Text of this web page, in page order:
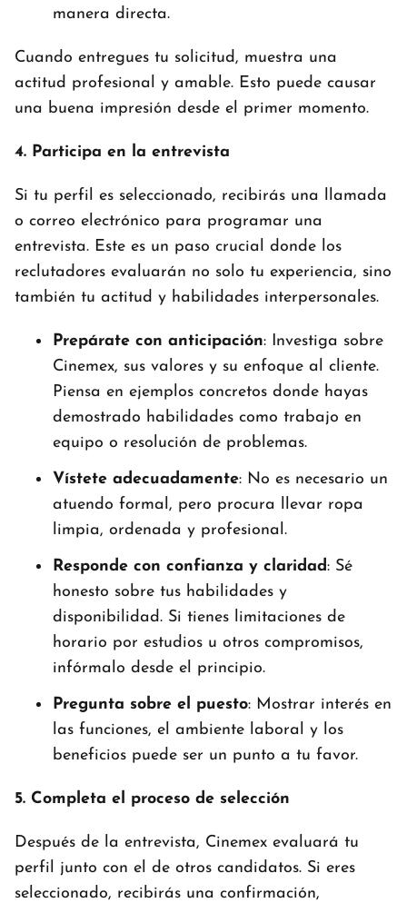
manera directa.
Cuando entregues tu solicitud, muestra una
actitud profesional y amable. Esto puede causar
una buena impresión desde el primer momento.
4. Participa en la entrevista
Si tu perfil es seleccionado, recibirás una llamada
o correo electrónico para programar una
entrevista. Este es un paso crucial donde los
reclutadores evaluarán no solo tu experiencia, sino
también tu actitud y habilidades interpersonales.
Prepárate con anticipación: Investiga sobre
Cinemex, sus valores y su enfoque al cliente.
Piensa en ejemplos concretos donde hayas
demostrado habilidades como trabajo en
equipo o resolución de problemas.
Vístete adecuadamente: No es necesario un
atuendo formal, pero procura llevar ropa
limpia, ordenada y profesional.
Responde con confianza y claridad: Sé
honesto sobre tus habilidades y
disponibilidad. Si tienes limitaciones de
horario por estudios u otros compromisos,
infórmalo desde el principio.
Pregunta sobre el puesto: Mostrar interés en
las funciones, el ambiente laboral y los
beneficios puede ser un punto a tu favor.
5. Completa el proceso de selección
Después de la entrevista, Cinemex evaluará tu
perfil junto con el de otros candidatos. Si eres
seleccionado, recibirás una confirmación,